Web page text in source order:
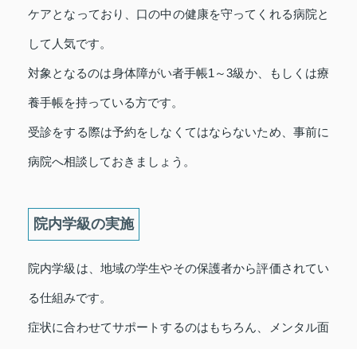
ケアとなっており、口の中の健康を守ってくれる病院と
して人気です。
対象となるのは身体障がい者手帳1～3級か、もしくは療
養手帳を持っている方です。
受診をする際は予約をしなくてはならないため、事前に
病院へ相談しておきましょう。
院内学級の実施
院内学級は、地域の学生やその保護者から評価されてい
る仕組みです。
症状に合わせてサポートするのはもちろん、メンタル面